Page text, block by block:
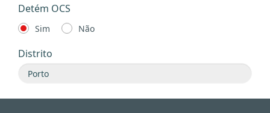
Detém OCS
Sim Não
Distrito